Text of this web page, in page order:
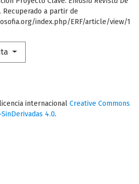
Recuperado a partir de
index.php/ERF/article/view/1
internacional Creative Commons
4.0.